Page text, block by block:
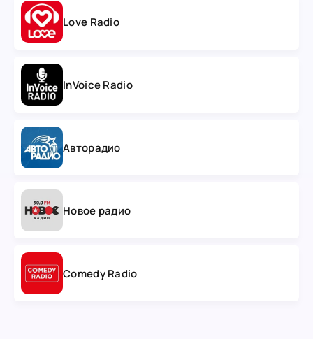
Love Radio
InVoice Radio
Авторадио
Новое радио
Comedy Radio